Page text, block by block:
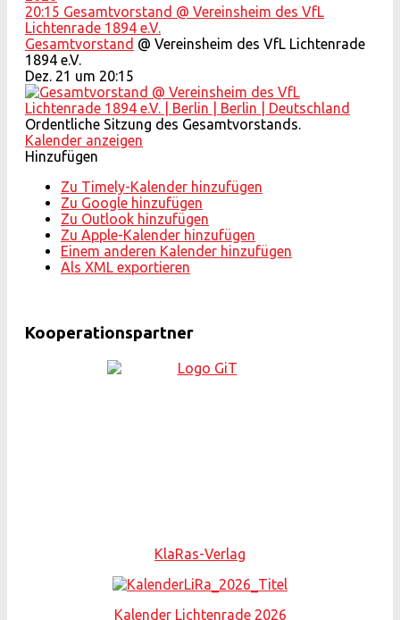
20:15 Gesamtvorstand @ Vereinsheim des VfL
Lichtenrade 1894 e.V.
Gesamtvorstand @ Vereinsheim des VfL Lichtenrade
1894 e.V.
Dez. 21 um 20:15
Ordentliche Sitzung des Gesamtvorstands.
Kalender anzeigen
Hinzufügen
Zu Timely-Kalender hinzufügen
Zu Google hinzufügen
Zu Outlook hinzufügen
Zu Apple-Kalender hinzufügen
Einem anderen Kalender hinzufügen
Als XML exportieren
Kooperationspartner
KlaRas-Verlag
Kalender Lichtenrade 2026